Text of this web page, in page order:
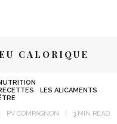
CALORIQUE
LES ALICAMENTS
PV COMPAGNON 3 MIN READ